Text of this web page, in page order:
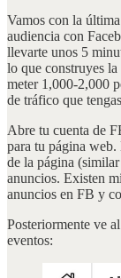
Vamos con la
audiencia con
llevarte unos 5
lo que construyes
meter 1,000-2,000
de tráfico que
Abre tu cuenta de
para tu página
de la página
anuncios. Existen
anuncios en FB y
Posteriormente ve
eventos: